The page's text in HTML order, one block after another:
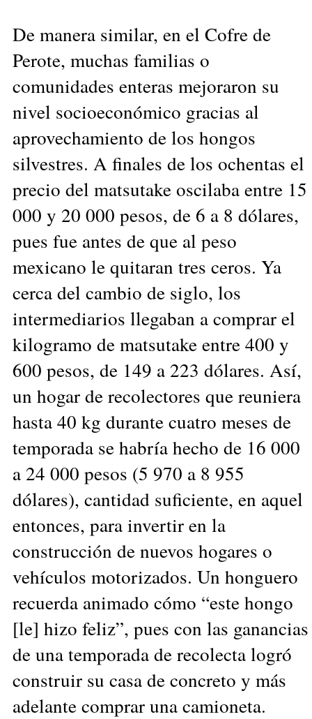
De manera similar, en el Cofre de
Perote, muchas familias o
comunidades enteras mejoraron su
nivel socioeconómico gracias al
aprovechamiento de los hongos
silvestres. A finales de los ochentas el
precio del matsutake oscilaba entre 15
000 y 20 000 pesos, de 6 a 8 dólares,
pues fue antes de que al peso
mexicano le quitaran tres ceros. Ya
cerca del cambio de siglo, los
intermediarios llegaban a comprar el
kilogramo de matsutake entre 400 y
600 pesos, de 149 a 223 dólares. Así,
un hogar de recolectores que reuniera
hasta 40 kg durante cuatro meses de
temporada se habría hecho de 16 000
a 24 000 pesos (5 970 a 8 955
dólares), cantidad suficiente, en aquel
entonces, para invertir en la
construcción de nuevos hogares o
vehículos motorizados. Un honguero
recuerda animado cómo “este hongo
[le] hizo feliz”, pues con las ganancias
de una temporada de recolecta logró
construir su casa de concreto y más
adelante comprar una camioneta.